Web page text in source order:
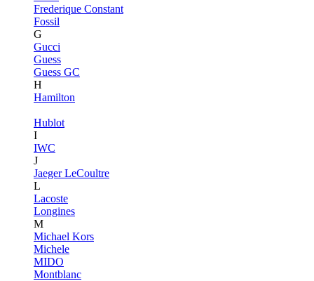
Frederique Constant
Fossil
G
Gucci
Guess
Guess GC
H
Hamilton
Hublot
I
IWC
J
Jaeger LeCoultre
L
Lacoste
Longines
M
Michael Kors
Michele
MIDO
Montblanc